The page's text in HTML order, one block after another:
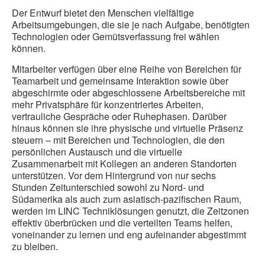
Der Entwurf bietet den Menschen vielfältige
Arbeitsumgebungen, die sie je nach Aufgabe, benötigten
Technologien oder Gemütsverfassung frei wählen
können.
Mitarbeiter verfügen über eine Reihe von Bereichen für
Teamarbeit und gemeinsame Interaktion sowie über
abgeschirmte oder abgeschlossene Arbeitsbereiche mit
mehr Privatsphäre für konzentriertes Arbeiten,
vertrauliche Gespräche oder Ruhephasen. Darüber
hinaus können sie ihre physische und virtuelle Präsenz
steuern – mit Bereichen und Technologien, die den
persönlichen Austausch und die virtuelle
Zusammenarbeit mit Kollegen an anderen Standorten
unterstützen. Vor dem Hintergrund von nur sechs
Stunden Zeitunterschied sowohl zu Nord- und
Südamerika als auch zum asiatisch-pazifischen Raum,
werden im LINC Techniklösungen genutzt, die Zeitzonen
effektiv überbrücken und die verteilten Teams helfen,
voneinander zu lernen und eng aufeinander abgestimmt
zu bleiben.